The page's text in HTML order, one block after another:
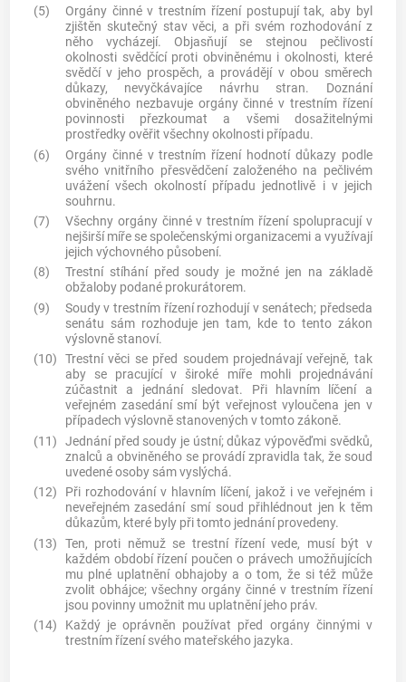
(5)
Orgány činné v trestním řízení postupují tak, aby byl
zjištěn skutečný stav věci, a při svém rozhodování z
něho vycházejí. Objasňují se stejnou pečlivostí
okolnosti svědčící proti obviněnému i okolnosti, které
svědčí v jeho prospěch, a provádějí v obou směrech
důkazy, nevyčkávajíce návrhu stran. Doznání
obviněného nezbavuje orgány činné v trestním řízení
povinnosti přezkoumat a všemi dosažitelnými
prostředky ověřit všechny okolnosti případu.
(6)
Orgány činné v trestním řízení hodnotí důkazy podle
svého vnitřního přesvědčení založeného na pečlivém
uvážení všech okolností případu jednotlivě i v jejich
souhrnu.
(7)
Všechny orgány činné v trestním řízení spolupracují v
nejširší míře se společenskými organizacemi a využívají
jejich výchovného působení.
(8)
Trestní stíhání před soudy je možné jen na základě
obžaloby podané prokurátorem.
(9)
Soudy v trestním řízení rozhodují v senátech; předseda
senátu sám rozhoduje jen tam, kde to tento zákon
výslovně stanoví.
(10) Trestní věci se před soudem projednávají veřejně, tak
aby se pracující v široké míře mohli projednávání
zúčastnit a jednání sledovat. Při hlavním líčení a
veřejném zasedání smí být veřejnost vyloučena jen v
případech výslovně stanovených v tomto zákoně.
(11) Jednání před soudy je ústní; důkaz výpověďmi svědků,
znalců a obviněného se provádí zpravidla tak, že soud
uvedené osoby sám vyslýchá.
(12)
Při rozhodování v hlavním líčení, jakož i ve veřejném i
neveřejném zasedání smí soud přihlédnout jen k těm
důkazům, které byly při tomto jednání provedeny.
(13) Ten, proti němuž se trestní řízení vede, musí být v
každém období řízení poučen o právech umožňujících
mu plné uplatnění obhajoby a o tom, že si též může
zvolit obhájce; všechny orgány činné v trestním řízení
jsou povinny umožnit mu uplatnění jeho práv.
(14)
Každý je oprávněn používat před orgány činnými v
trestním řízení svého mateřského jazyka.